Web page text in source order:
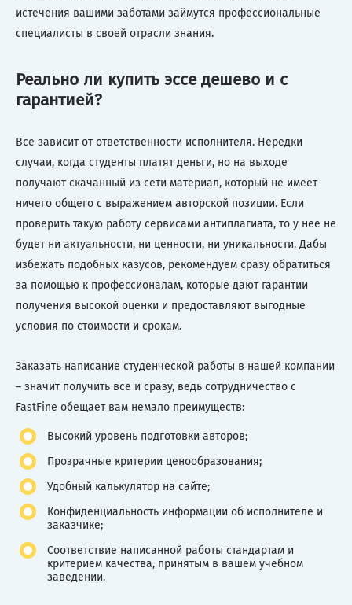
истечения вашими заботами займутся профессиональные
специалисты в своей отрасли знания.
Реально ли купить эссе дешево и с
гарантией?
Все зависит от ответственности исполнителя. Нередки
случаи, когда студенты платят деньги, но на выходе
получают скачанный из сети материал, который не имеет
ничего общего с выражением авторской позиции. Если
проверить такую работу сервисами антиплагиата, то у нее не
будет ни актуальности, ни ценности, ни уникальности. Дабы
избежать подобных казусов, рекомендуем сразу обратиться
за помощью к профессионалам, которые дают гарантии
получения высокой оценки и предоставляют выгодные
условия по стоимости и срокам.
Заказать написание студенческой работы в нашей компании
– значит получить все и сразу, ведь сотрудничество с
FastFine обещает вам немало преимуществ:
Высокий уровень подготовки авторов;
Прозрачные критерии ценообразования;
Удобный калькулятор на сайте;
Конфиденциальность информации об исполнителе и
заказчике;
Соответствие написанной работы стандартам и
критерием качества, принятым в вашем учебном
заведении.